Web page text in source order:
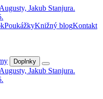
PoukážkyKnižný blogKontakt
Doplnky